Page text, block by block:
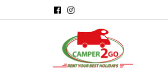
Salta al contenuto principale